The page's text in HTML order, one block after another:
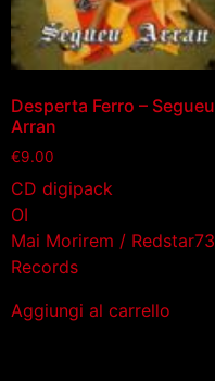
Desperta Ferro – Segueu
Arran
€9.00
CD digipack
OI
Mai Morirem / Redstar73
Records
Aggiungi al carrello